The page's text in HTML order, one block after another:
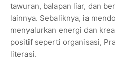
tawuran, balapan liar, dan
lainnya. Sebaliknya, ia
menyalurkan energi dan
positif seperti organisasi,
literasi.